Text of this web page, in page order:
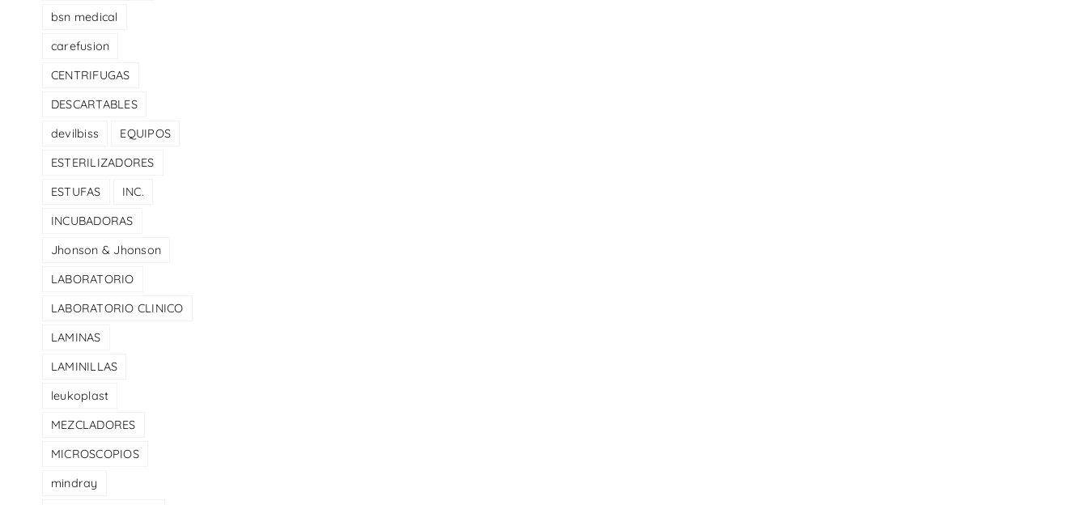
bsn medical
carefusion
CENTRIFUGAS
DESCARTABLES
devilbiss
EQUIPOS
ESTERILIZADORES
ESTUFAS
INC.
INCUBADORAS
Jhonson & Jhonson
LABORATORIO
LABORATORIO CLINICO
LAMINAS
LAMINILLAS
leukoplast
MEZCLADORES
MICROSCOPIOS
mindray